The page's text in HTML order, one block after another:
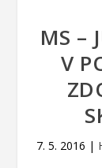
MS –
V
7. 5. 2016 |